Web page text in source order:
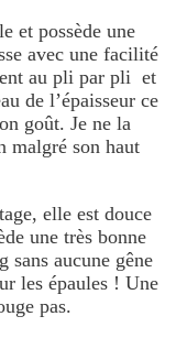
et possède une
avec une facilité
au pli par pli et
de l’épaisseur ce
goût. Je ne la
malgré son haut
elle est douce
une très bonne
sans aucune gêne
les épaules ! Une
pas.